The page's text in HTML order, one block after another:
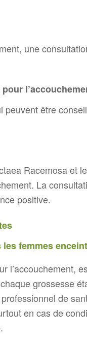
une
peuvent être
Racemosa et
La
positive.
femmes
l’accouchement,
grossesse
de
en cas de